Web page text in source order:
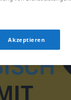
Akzeptieren